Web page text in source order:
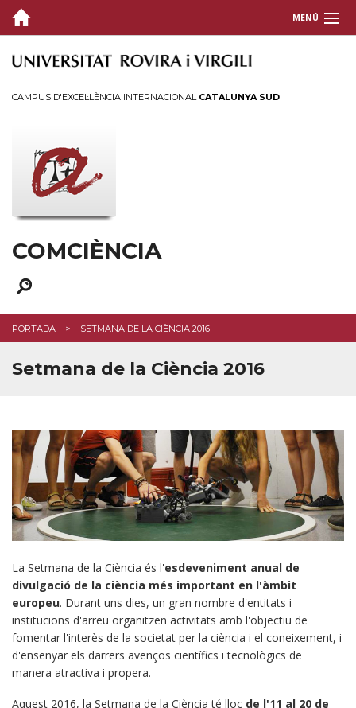
MENÚ
QUI SOM
FORMACIÓ I SUPORT
CONTACTEU
CAMPUS D'EXCEL·LÈNCIA INTERNACIONAL CATALUNYA SUD
COMCIÈNCIA
PORTADA SETMANA DE LA CIÈNCIA 2016
Setmana de la Ciència 2016
La Setmana de la Ciència és l'esdeveniment anual de
divulgació de la ciència més important en l'àmbit
europeu. Durant uns dies, un gran nombre d'entitats i
institucions d'arreu organitzen activitats amb l'objectiu de
fomentar l'interès de la societat per la ciència i el coneixement, i
d'ensenyar els darrers avenços científics i tecnològics de
manera atractiva i propera.
Aquest 2016, la Setmana de la Ciència té lloc de l'11 al 20 de